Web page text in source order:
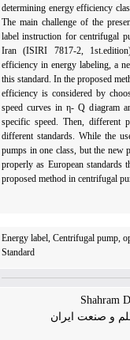
determining energy efficiency
The main challenge of the
label instruction for centrifugal
Iran (ISIRI 7817-2,
efficiency in energy labeling, a
this standard. In the proposed
efficiency is considered by
speed curves in η- Q
specific speed. Then,
different standards. While the
pumps in one class, but the
properly as European
proposed method in centrifugal
Energy label, Centrifugal
Standard
و صنعت ایران